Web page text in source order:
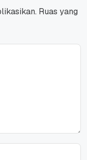
Ruas yang